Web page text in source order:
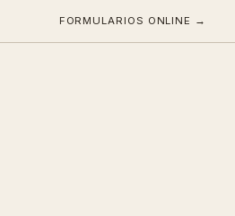
FORMULARIOS ONLINE →